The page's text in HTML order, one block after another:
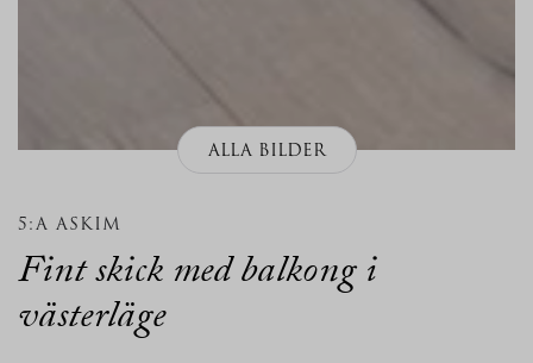
ALLA BILDER
5:A ASKIM
Fint skick med balkong i
västerläge